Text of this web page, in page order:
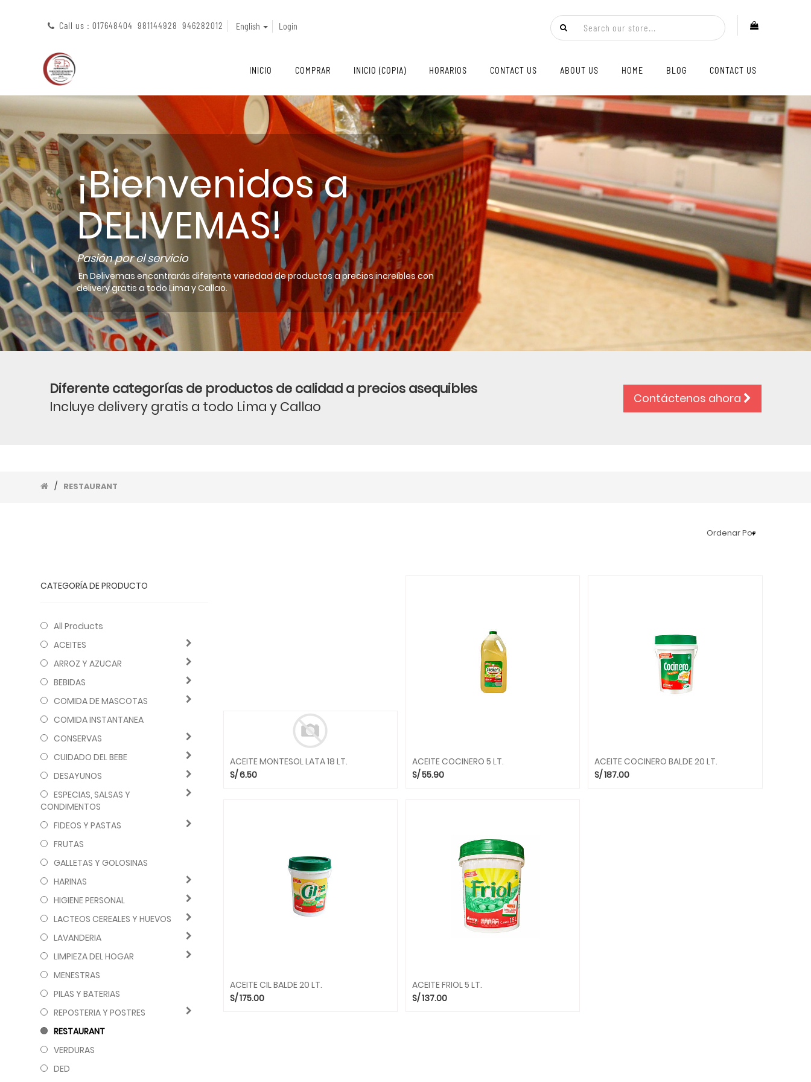
Call us : 017648404 981144928 946282012 English Login
INICIO COMPRAR INICIO (COPIA) HORARIOS CONTACT US ABOUT US HOME BLOG CONTACT US
¡Bienvenidos a
DELIVEMAS!
Pasión por el servicio
En Delivemas encontrarás diferente variedad de productos a precios increíbles con
delivery gratis a todo Lima y Callao.
Diferente categorías de productos de calidad a precios asequibles
Incluye delivery gratis a todo Lima y Callao
Contáctenos ahora
/ RESTAURANT
Ordenar Por
CATEGORÍA DE PRODUCTO
All Products
ACEITES
ARROZ Y AZUCAR
BEBIDAS
COMIDA DE MASCOTAS
COMIDA INSTANTANEA
CONSERVAS
CUIDADO DEL BEBE
DESAYUNOS
ESPECIAS, SALSAS Y
CONDIMENTOS
FIDEOS Y PASTAS
FRUTAS
GALLETAS Y GOLOSINAS
HARINAS
HIGIENE PERSONAL
LACTEOS CEREALES Y HUEVOS
LAVANDERIA
LIMPIEZA DEL HOGAR
MENESTRAS
PILAS Y BATERIAS
REPOSTERIA Y POSTRES
RESTAURANT
VERDURAS
DED
ACEITE MONTESOL LATA 18 LT.
S/6.50
ACEITE COCINERO 5 LT.
S/55.90
ACEITE COCINERO BALDE 20 LT.
S/187.00
ACEITE CIL BALDE 20 LT.
S/175.00
ACEITE FRIOL 5 LT.
S/137.00